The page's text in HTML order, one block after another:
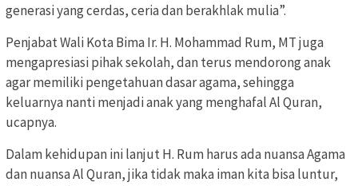
generasi yang cerdas, ceria dan berakhlak mulia”.
Penjabat Wali Kota Bima Ir. H. Mohammad Rum, MT juga
mengapresiasi pihak sekolah, dan terus mendorong anak
agar memiliki pengetahuan dasar agama, sehingga
keluarnya nanti menjadi anak yang menghafal Al Quran,
ucapnya.
Dalam kehidupan ini lanjut H. Rum harus ada nuansa Agama
dan nuansa Al Quran, jika tidak maka iman kita bisa luntur,